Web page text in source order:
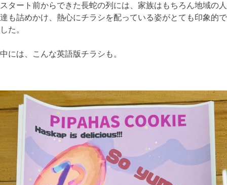
スタート前からできた長蛇の列には、家族はもちろん地域の人
達も詰めかけ、熱心にチラシを配っている姿がとても印象的で
した。
中には、こんな英語版チラシも。